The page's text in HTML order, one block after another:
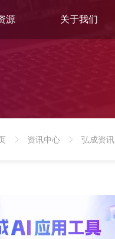
源 关于我们
资讯中心
弘成资讯